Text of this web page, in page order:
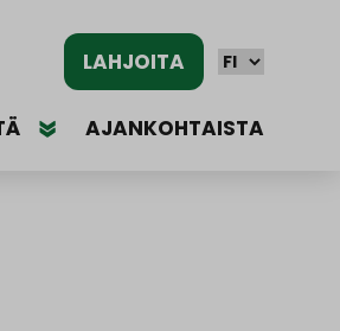
AJANKOHTAISTA
LAHJOITA